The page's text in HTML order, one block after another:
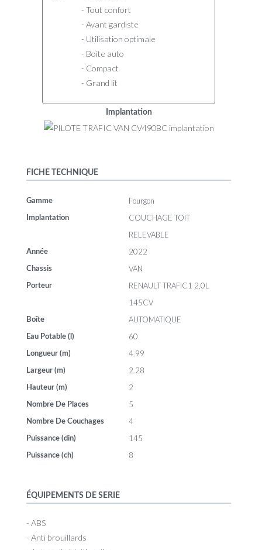
- Tout confort
- Avant gardiste
- Utilisation optimale
- Boite auto
- Compact
- Grand lit
Implantation
FICHE TECHNIQUE
Gamme Fourgon
Implantation
COUCHAGE TOIT
RELEVABLE
Année 2022
Chassis VAN
Porteur
RENAULT TRAFIC1 2,0L
145CV
Boîte AUTOMATIQUE
Eau Potable (l) 60
Longueur (m) 4.99
Largeur (m) 2.28
Hauteur (m) 2
Nombre De Places 5
Nombre De Couchages 4
Puissance (din) 145
Puissance (ch) 8
ÉQUIPEMENTS DE SERIE
- ABS
- Anti brouillards